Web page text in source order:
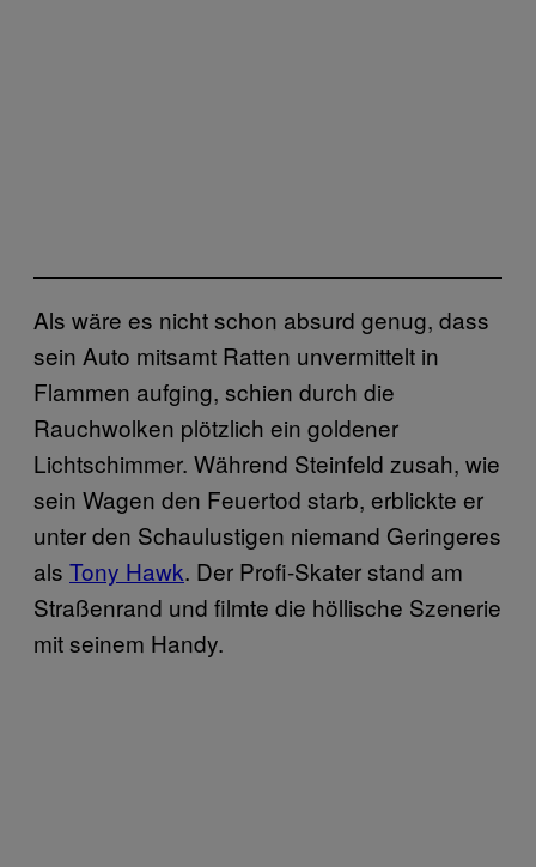
Als wäre es nicht schon absurd genug, dass
sein Auto mitsamt Ratten unvermittelt in
Flammen aufging, schien durch die
Rauchwolken plötzlich ein goldener
Lichtschimmer. Während Steinfeld zusah, wie
sein Wagen den Feuertod starb, erblickte er
unter den Schaulustigen niemand Geringeres
als Tony Hawk. Der Profi-Skater stand am
Straßenrand und filmte die höllische Szenerie
mit seinem Handy.